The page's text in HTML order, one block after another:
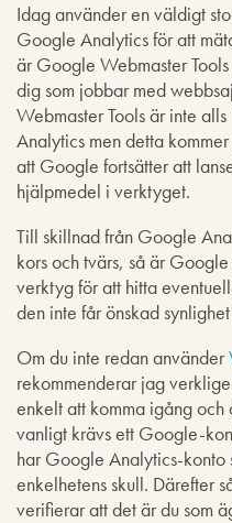
Idag använder en väldigt
Google Analytics för att
är Google Webmaster
dig som jobbar med
Webmaster Tools är inte
Analytics men detta
att Google fortsätter att
hjälpmedel i verktyget.
Till skillnad från Google
kors och tvärs, så är
verktyg för att hitta
den inte får önskad
Om du inte redan använder
rekommenderar jag
enkelt att komma igång och
vanligt krävs ett Google-
har Google Analytics-konto
enkelhetens skull. Därefter
verifierar att det är du som